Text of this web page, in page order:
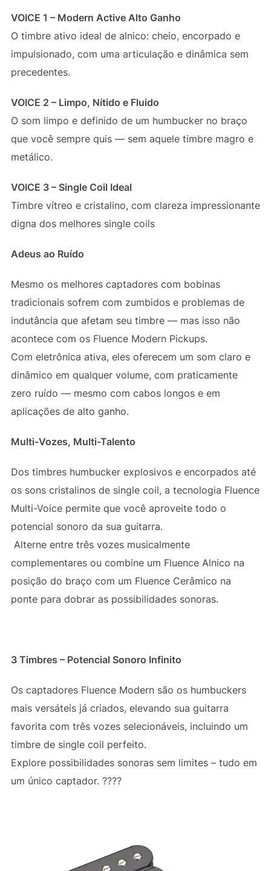
VOICE 1 – Modern Active Alto Ganho
O timbre ativo ideal de alnico: cheio, encorpado e
impulsionado, com uma articulação e dinâmica sem
precedentes.
VOICE 2 – Limpo, Nítido e Fluido
O som limpo e definido de um humbucker no braço
que você sempre quis — sem aquele timbre magro e
metálico.
VOICE 3 – Single Coil Ideal
Timbre vítreo e cristalino, com clareza impressionante
digna dos melhores single coils
Adeus ao Ruído
Mesmo os melhores captadores com bobinas
tradicionais sofrem com zumbidos e problemas de
indutância que afetam seu timbre — mas isso não
acontece com os Fluence Modern Pickups.
Com eletrônica ativa, eles oferecem um som claro e
dinâmico em qualquer volume, com praticamente
zero ruído — mesmo com cabos longos e em
aplicações de alto ganho.
Multi-Vozes, Multi-Talento
Dos timbres humbucker explosivos e encorpados até
os sons cristalinos de single coil, a tecnologia Fluence
Multi-Voice permite que você aproveite todo o
potencial sonoro da sua guitarra.
Alterne entre três vozes musicalmente
complementares ou combine um Fluence Alnico na
posição do braço com um Fluence Cerâmico na
ponte para dobrar as possibilidades sonoras.
3 Timbres – Potencial Sonoro Infinito
Os captadores Fluence Modern são os humbuckers
mais versáteis já criados, elevando sua guitarra
favorita com três vozes selecionáveis, incluindo um
timbre de single coil perfeito.
Explore possibilidades sonoras sem limites – tudo em
um único captador. ????